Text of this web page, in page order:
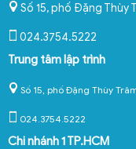
Số 15, phố Đặng Thùy
024.3754.5222
Trung tâm lập trình
Số 15, phố Đặng Thùy
024.3754.5222
Chi nhánh 1 TP.HCM